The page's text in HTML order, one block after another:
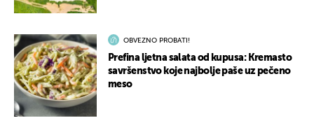
OBVEZNO PROBATI!
Prefina ljetna salata od kupusa: Kremasto
savršenstvo koje najbolje paše uz pečeno
meso